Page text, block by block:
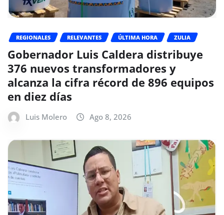
REGIONALES RELEVANTES ÚLTIMA HORA ZULIA
Gobernador Luis Caldera distribuye
376 nuevos transformadores y
alcanza la cifra récord de 896 equipos
en diez días
Luis Molero Ago 8, 2026